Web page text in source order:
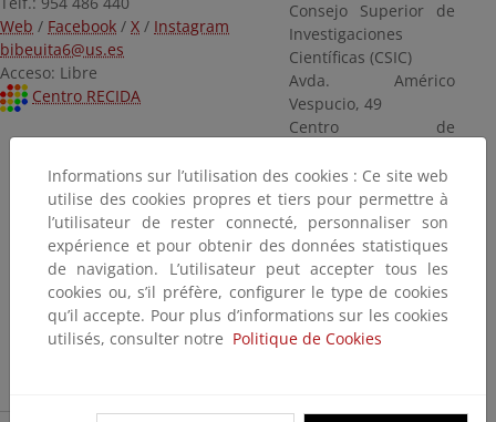
Web / Facebook / X / Instagram
bibeuita6@us.es
Acceso: Libre
Centro RECIDA
Consejo Superior de
Investigaciones
Científicas (CSIC)
Avda. Américo
Vespucio, 49
Centro de
de La Cartuja
41092 Sevilla
Telf.: 954 489 504
Fax: 954 621 125
Web
bibcartu@ciccartuja.es
Acceso: Libre
Centro RECIDA
Informations sur l’utilisation des cookies : Ce site web
utilise des cookies propres et tiers pour permettre à
l’utilisateur de rester connecté, personnaliser son
expérience et pour obtenir des données statistiques
de navigation. L’utilisateur peut accepter tous les
cookies ou, s’il préfère, configurer le type de cookies
qu’il accepte. Pour plus d’informations sur les cookies
utilisés, consulter notre Politique de Cookies